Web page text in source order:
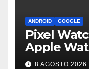
ANDROID GOOGLE
Pixel
Apple
teaser:
8 AGOSTO 2026